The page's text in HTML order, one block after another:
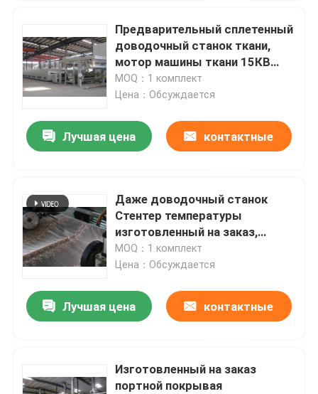
Предварительный сплетенный
доводочный станок ткани,
мотор машины ткани 15КВ
Стентер Паддер
MOQ：1 комплект
Цена：Обсуждается
Лучшая цена контактные
Даже доводочный станок
Стентер температуры
изготовленный на заказ,
доводочные станки ткани
MOQ：1 комплект
Цена：Обсуждается
Лучшая цена контактные
Изготовленный на заказ
портной покрывая